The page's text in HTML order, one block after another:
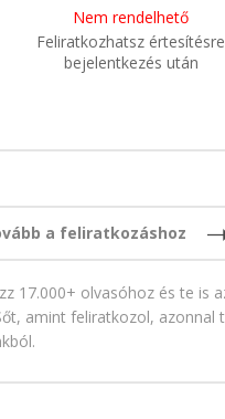
Nem rendelhető
Feliratkozhatsz értesítésre
bejelentkezés után
a feliratkozáshoz
17.000+ olvasóhoz és te is
amint feliratkozol,